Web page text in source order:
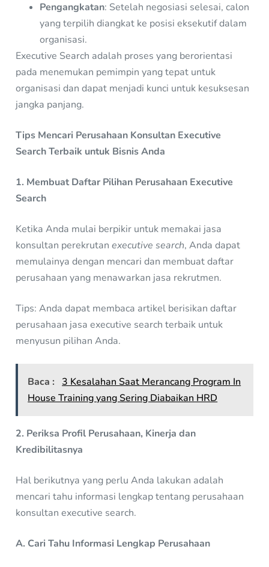
Pengangkatan: Setelah negosiasi selesai, calon
yang terpilih diangkat ke posisi eksekutif dalam
organisasi.
Executive Search adalah proses yang berorientasi
pada menemukan pemimpin yang tepat untuk
organisasi dan dapat menjadi kunci untuk kesuksesan
jangka panjang.
Tips Mencari Perusahaan Konsultan Executive
Search Terbaik untuk Bisnis Anda
1. Membuat Daftar Pilihan Perusahaan Executive
Search
Ketika Anda mulai berpikir untuk memakai jasa
konsultan perekrutanexecutive search, Anda dapat
memulainya dengan mencari dan membuat daftar
perusahaan yang menawarkan jasa rekrutmen.
Tips: Anda dapat membaca artikel berisikan daftar
perusahaan jasa executive search terbaik untuk
menyusun pilihan Anda.
Baca :
3 Kesalahan Saat Merancang Program In
House Training yang Sering Diabaikan HRD
2. Periksa Profil Perusahaan, Kinerja dan
Kredibilitasnya
Hal berikutnya yang perlu Anda lakukan adalah
mencari tahu informasi lengkap tentang perusahaan
konsultan executive search.
A. Cari Tahu Informasi Lengkap Perusahaan